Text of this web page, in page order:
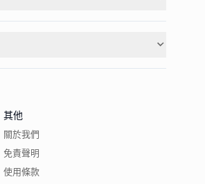
其他
關於我們
免責聲明
使用條款